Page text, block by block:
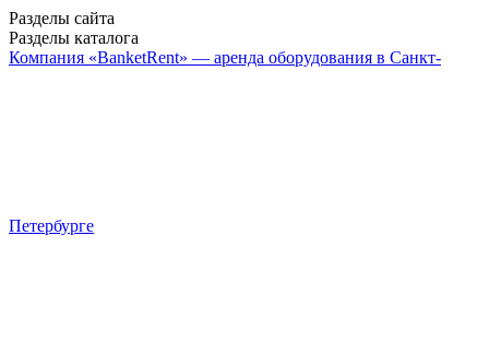
Разделы сайта
Разделы каталога
Компания «BanketRent» — аренда оборудования в Санкт-
Петербурге